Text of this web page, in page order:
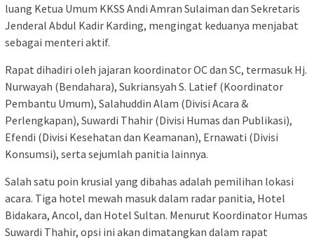
luang Ketua Umum KKSS Andi Amran Sulaiman dan Sekretaris
Jenderal Abdul Kadir Karding, mengingat keduanya menjabat
sebagai menteri aktif.
Rapat dihadiri oleh jajaran koordinator OC dan SC, termasuk Hj.
Nurwayah (Bendahara), Sukriansyah S. Latief (Koordinator
Pembantu Umum), Salahuddin Alam (Divisi Acara &
Perlengkapan), Suwardi Thahir (Divisi Humas dan Publikasi),
Efendi (Divisi Kesehatan dan Keamanan), Ernawati (Divisi
Konsumsi), serta sejumlah panitia lainnya.
Salah satu poin krusial yang dibahas adalah pemilihan lokasi
acara. Tiga hotel mewah masuk dalam radar panitia, Hotel
Bidakara, Ancol, dan Hotel Sultan. Menurut Koordinator Humas
Suwardi Thahir, opsi ini akan dimatangkan dalam rapat